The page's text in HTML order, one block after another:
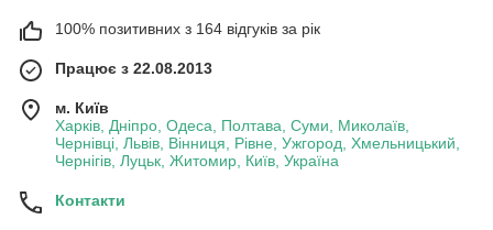
100% позитивних з 164 відгуків за рік
Працює з 22.08.2013
м. Київ
Харків, Дніпро, Одеса, Полтава, Суми, Миколаїв,
Чернівці, Львів, Вінниця, Рівне, Ужгород, Хмельницький,
Чернігів, Луцьк, Житомир, Київ, Україна
Контакти